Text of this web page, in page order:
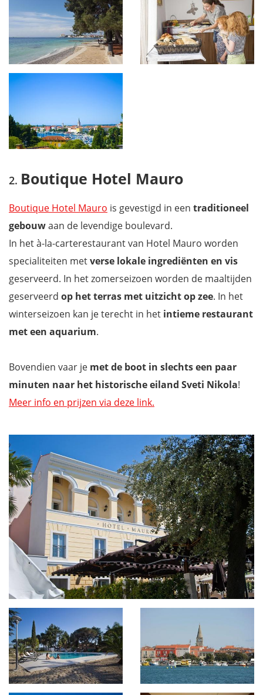
Boutique Hotel Mauro
Boutique Hotel Mauro is gevestigd in een traditioneel
gebouwaan de levendige boulevard.
In het à-la-carterestaurant van Hotel Mauro worden
specialiteiten metverse lokale ingrediënten en vis
geserveerd. In het zomerseizoen worden de maaltijden
geserveerd op het terras met uitzicht op zee. In het
winterseizoen kan je terecht in het intieme restaurant
met een aquarium.
Bovendien vaar je met de boot in slechts een paar
minuten naar het historische eiland Sveti Nikola!
Meer info en prijzen via deze link.